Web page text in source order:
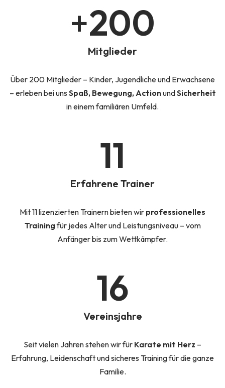
+200
Mitglieder
Über 200 Mitglieder – Kinder, Jugendliche und Erwachsene
– erleben bei uns Spaß, Bewegung, ActionundSicherheit
in einem familiären Umfeld.
11
Erfahrene Trainer
Mit 11 lizenzierten Trainern bieten wir professionelles
Trainingfür jedes Alter und Leistungsniveau – vom
Anfänger bis zum Wettkämpfer.
16
Vereinsjahre
Seit vielen Jahren stehen wir für Karate mit Herz –
Erfahrung, Leidenschaft und sicheres Training für die ganze
Familie.